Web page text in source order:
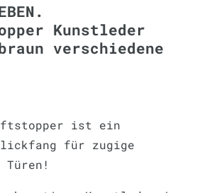
Kunstleder
verschiedene
ist ein
für zugige
Türen!